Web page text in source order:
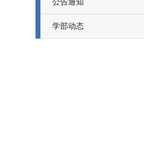
公告通知
学部动态